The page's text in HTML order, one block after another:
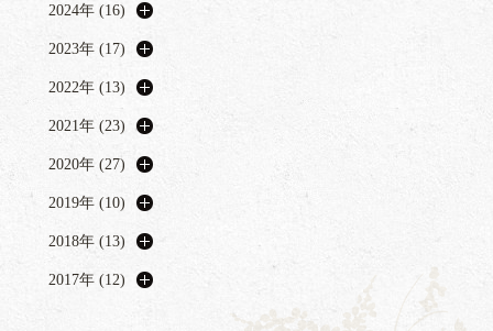
2024年 (16)
2023年 (17)
2022年 (13)
2021年 (23)
2020年 (27)
2019年 (10)
2018年 (13)
2017年 (12)